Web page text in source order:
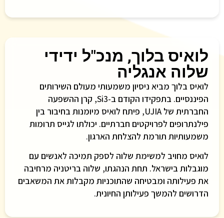
לואיס בלוך, מנכ"ל ידידי
שלוה אנגליה
לואיס בלוך מביא ניסיון משמעותי מעולם השירותים
הפיננסיים. בתפקידו הקודם ב-Si3, קרן ההשפעה
החברתית של UJIA, פיתח לואיס מיומנות בחיבור בין
פילנתרופים לפרויקטים חברתיים. יכולתו לגייס תרומות
משמעותיות תורמת להצלחת הארגון.
לואיס מחויב למשימת שלוה לספק תמיכה לאנשים עם
מוגבלות בישראל. תחת הנהגתו, שלוה בריטניה מרחיבה
את פעילותה ומבטיחה שהתוכניות מקבלות את המשאבים
הדרושים להמשך פעילותן החיונית.